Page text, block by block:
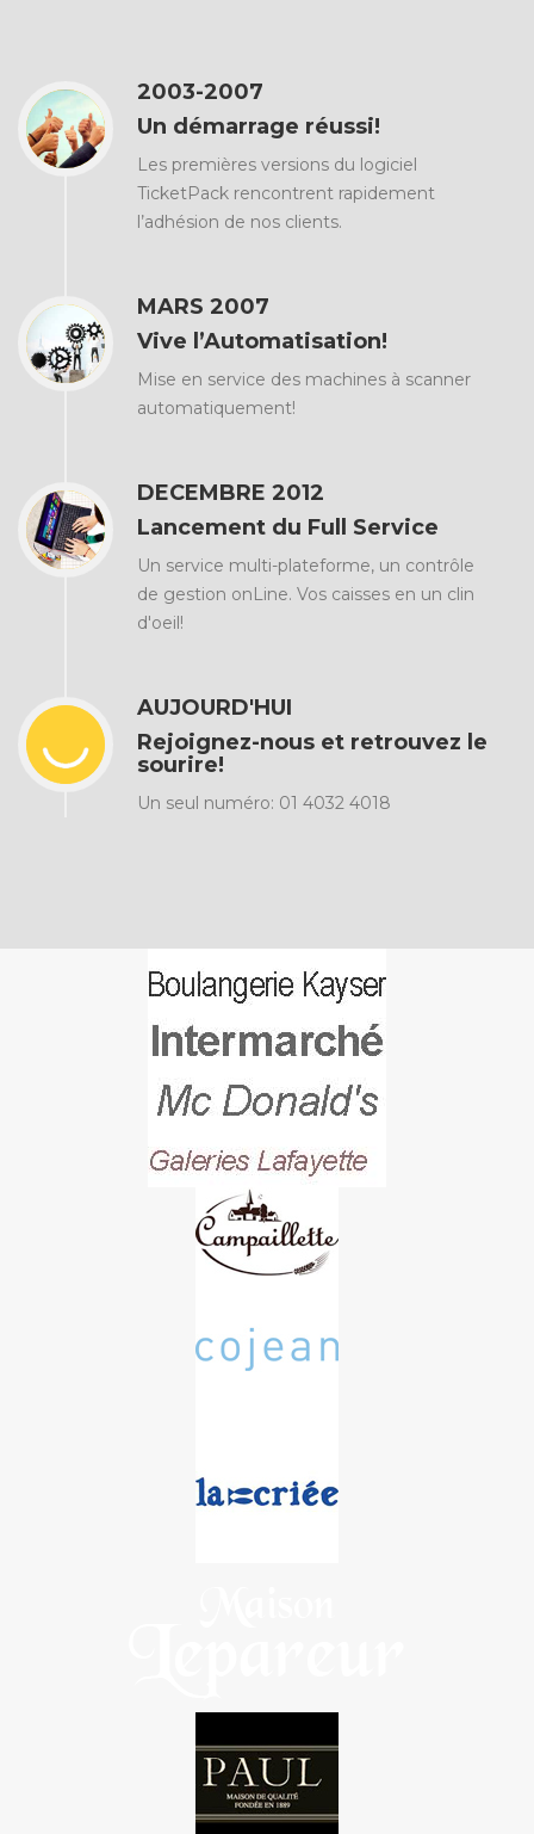
2003-2007
Un démarrage réussi!
Les premières versions du logiciel
TicketPack rencontrent rapidement
l’adhésion de nos clients.
MARS 2007
Vive l’Automatisation!
Mise en service des machines à scanner
automatiquement!
DECEMBRE 2012
Lancement du Full Service
Un service multi-plateforme, un contrôle
de gestion onLine. Vos caisses en un clin
d'oeil!
AUJOURD'HUI
Rejoignez-nous et retrouvez le
sourire!
Un seul numéro: 01 4032 4018